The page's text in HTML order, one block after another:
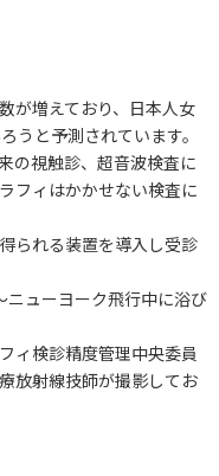
が増えており、日本人女
うと予測されています。
の視触診、超音波検査に
フィはかかせない検査に
られる装置を導入し受診
ニューヨーク飛行中に浴び
ィ検診精度管理中央委員
放射線技師が撮影してお